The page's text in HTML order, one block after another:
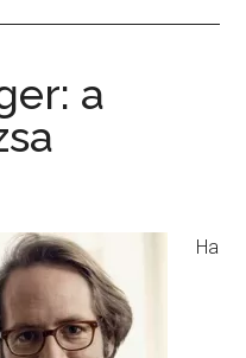
a
Ha